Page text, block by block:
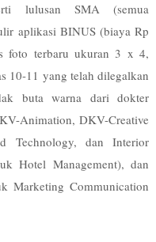
lulusan SMA (semua
aplikasi BINUS (biaya Rp
foto terbaru ukuran 3 x 4,
10-11 yang telah dilegalkan
buta warna dari dokter
Animation, DKV-Creative
Technology, dan Interior
Hotel Management), dan
Marketing Communication